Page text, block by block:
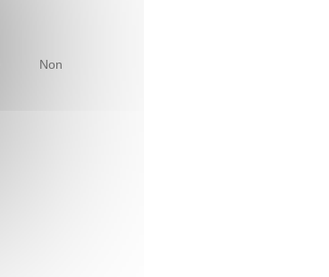
Non